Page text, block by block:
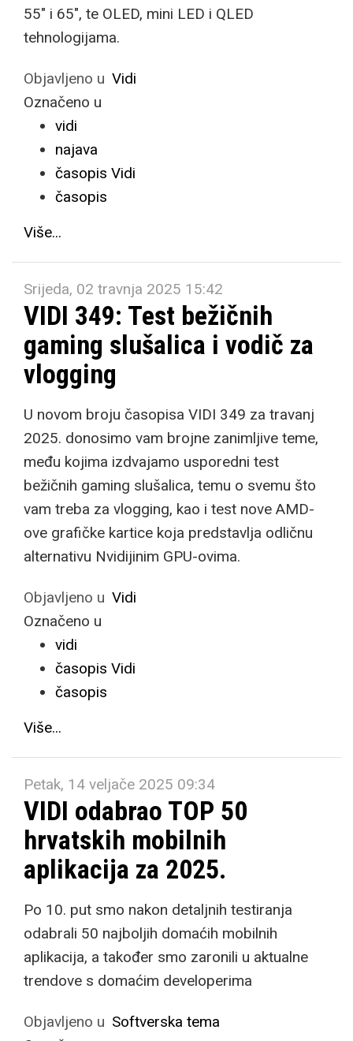
55" i 65", te OLED, mini LED i QLED
tehnologijama.
Objavljeno u Vidi
Označeno u
vidi
najava
časopis Vidi
časopis
Više...
Srijeda, 02 travnja 2025 15:42
VIDI 349: Test bežičnih
gaming slušalica i vodič za
vlogging
U novom broju časopisa VIDI 349 za travanj
2025. donosimo vam brojne zanimljive teme,
među kojima izdvajamo usporedni test
bežičnih gaming slušalica, temu o svemu što
vam treba za vlogging, kao i test nove AMD-
ove grafičke kartice koja predstavlja odličnu
alternativu Nvidijinim GPU-ovima.
Objavljeno u Vidi
Označeno u
vidi
časopis Vidi
časopis
Više...
Petak, 14 veljače 2025 09:34
VIDI odabrao TOP 50
hrvatskih mobilnih
aplikacija za 2025.
Po 10. put smo nakon detaljnih testiranja
odabrali 50 najboljih domaćih mobilnih
aplikacija, a također smo zaronili u aktualne
trendove s domaćim developerima
Objavljeno u Softverska tema